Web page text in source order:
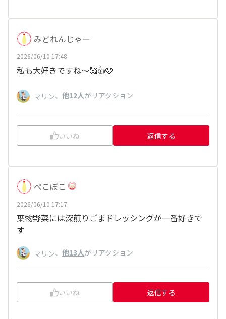
みどれんじゃー
2026/06/10 17:48
私も大好きですね～🥰👍🩷
マリン、 他12人がリアクション
いいね 返信する
ぺこぽこ
2026/06/10 17:17
葉物野菜には深煎りごまドレッシングが一番好きで
す
マリン、 他13人がリアクション
いいね 返信する